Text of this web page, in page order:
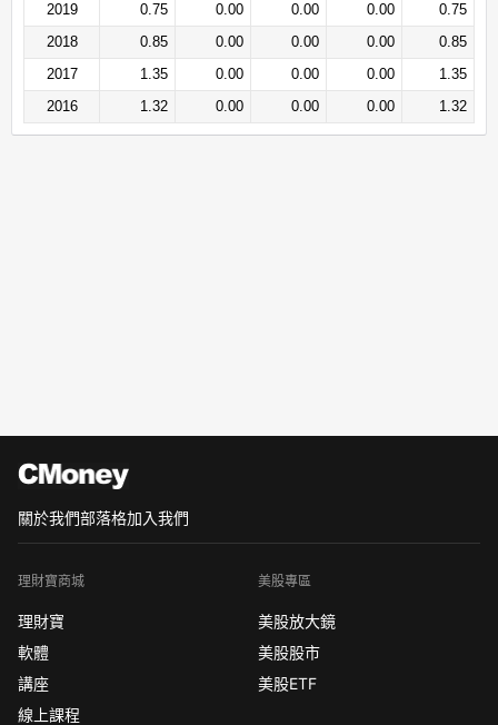
2019
0.75 0.00 0.00 0.00
0.75
2018
0.85 0.00 0.00 0.00
0.85
2017
1.35 0.00 0.00 0.00
1.35
2016
1.32 0.00 0.00 0.00 1.32
關於我們部落格加入我們
理財寶商城
理財寶
軟體
講座
線上課程
美股專區
美股放大鏡
美股股市
美股ETF